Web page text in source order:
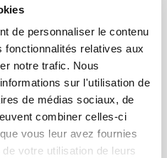
de personnaliser le contenu
relatives aux
notre trafic. Nous
sur l'utilisation de
de médias sociaux, de
combiner celles-ci
vous leur avez fournies
votre utilisation de leurs